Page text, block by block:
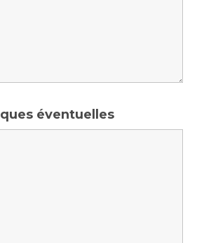
éventuelles